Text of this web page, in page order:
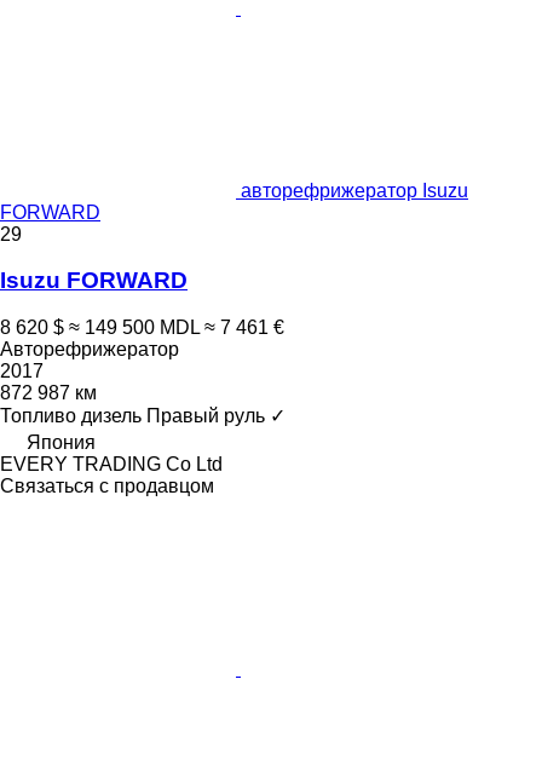
авторефрижератор Isuzu
FORWARD
29
Isuzu FORWARD
8 620 $ ≈ 149 500 MDL ≈ 7 461 €
Авторефрижератор
2017
872 987 км
Топливо дизель Правый руль ✓
Япония
EVERY TRADING Co Ltd
Связаться с продавцом